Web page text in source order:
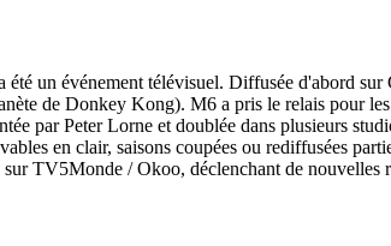
un événement télévisuel. Diffusée d'abord
de Donkey Kong). M6 a pris le relais pour
par Peter Lorne et doublée dans plusieurs
en clair, saisons coupées ou rediffusées
TV5Monde / Okoo, déclenchant de